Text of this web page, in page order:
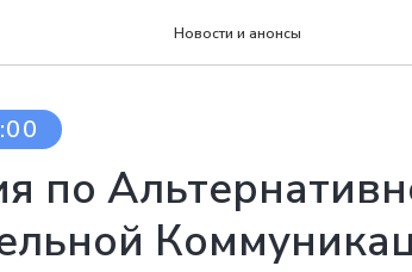
Новости и анонсы
по